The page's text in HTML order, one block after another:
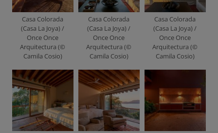
Casa Colorada
(Casa La Joya) /
Once Once
Arquitectura (©
Camila Cosio)
Casa Colorada
(Casa La Joya) /
Once Once
Arquitectura (©
Camila Cosio)
Casa Colorada
(Casa La Joya) /
Once Once
Arquitectura (©
Camila Cosio)